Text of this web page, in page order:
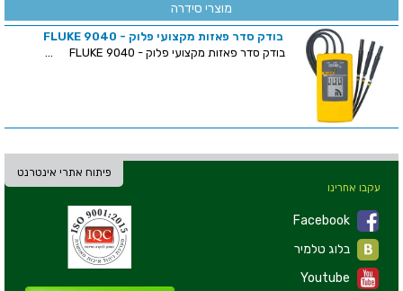
מוצרי סידרה
בודק סדר פאזות מקצועי פלוק - FLUKE 9040
בודק סדר פאזות מקצועי פלוק - FLUKE 9040 ...
פיתוח אתרי אינטרנט
עקבו אחרינו
Facebook
Youtube